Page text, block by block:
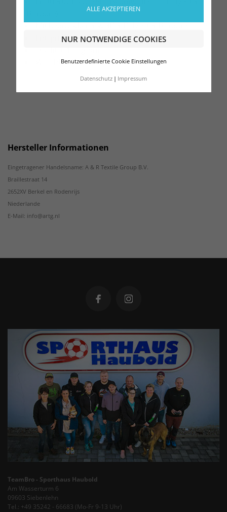
ALLE AKZEPTIEREN
NUR NOTWENDIGE COOKIES
Benutzerdefinierte Cookie Einstellungen
Datenschutz Impressum
Mit bedruckbarer weißer Polyester-Bordüre
Entspricht Ökotex Klasse I
Waschbar bis 60°C
Hersteller Informationen
Eingetragener Handelsname: A & R Textile Group B.V.
Braillestraat 14
2652XV Berkel en Rodenrijs
Niederlande
E-Mail: info@artg.nl
TeamBro - Sporthaus Haubold
Am Wasserturm 6
09603 Siebenlehn
Tel.: +49 35242 - 66683 (Mo-Fr 9-13 Uhr)